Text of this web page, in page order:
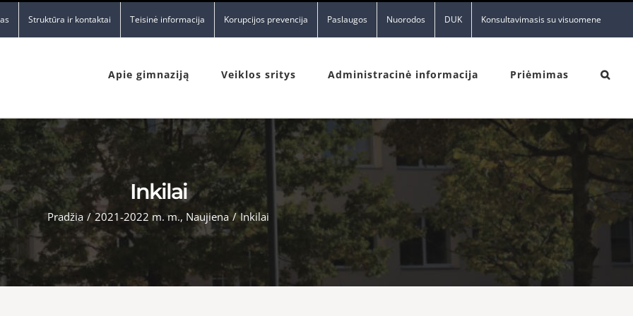
Struktūra ir kontaktai Teisinė informacija Korupcijos prevencija Paslaugos Nuorodos DUK Konsultavimasis su visuomene
Apie gimnaziją Veiklos sritys Administracinė informacija Priėmimas
Inkilai
Pradžia / 2021-2022 m. m., Naujiena / Inkilai